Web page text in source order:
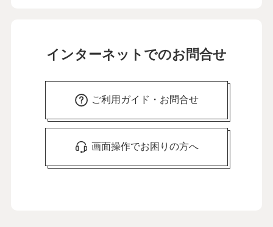
インターネットでのお問合せ
ご利用ガイド・お問合せ
画面操作でお困りの方へ